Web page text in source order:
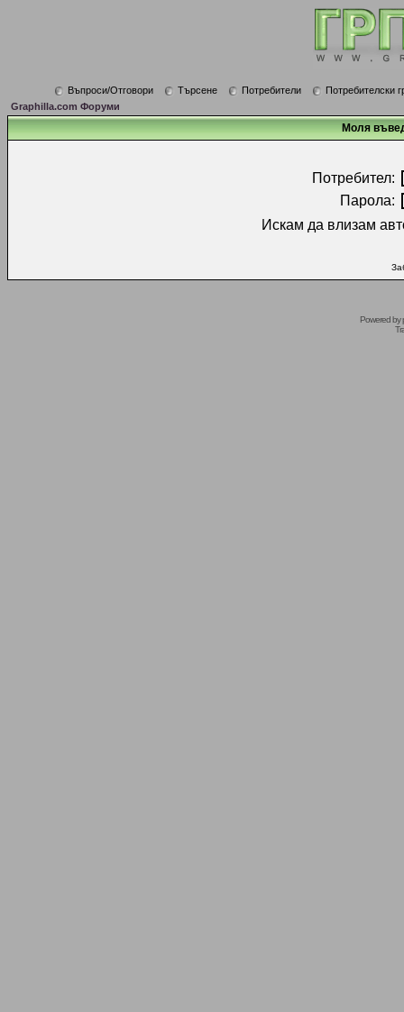
Въпроси/Отговори Търсене Потребители
Потребителски
Graphilla.com Форуми
Моля
Потребител:
Парола:
Искам да влизам
Powered by